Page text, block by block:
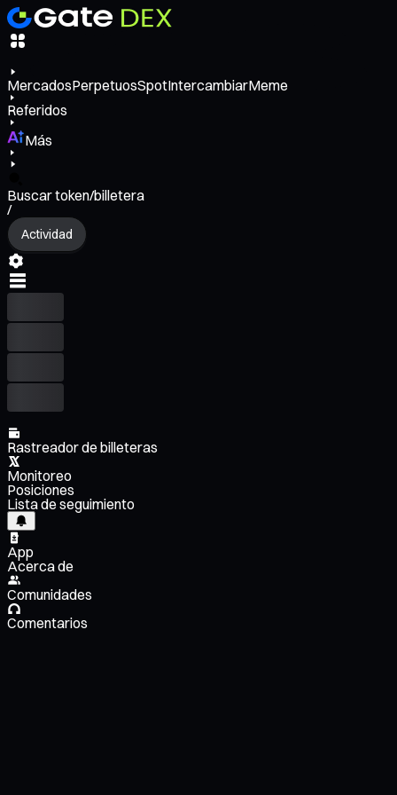
MercadosPerpetuosSpotIntercambiarMeme
Referidos
Más
Buscar token/billetera
/
Actividad
Rastreador de billeteras
Monitoreo
Posiciones
Lista de seguimiento
App
Acerca de
Comunidades
Comentarios